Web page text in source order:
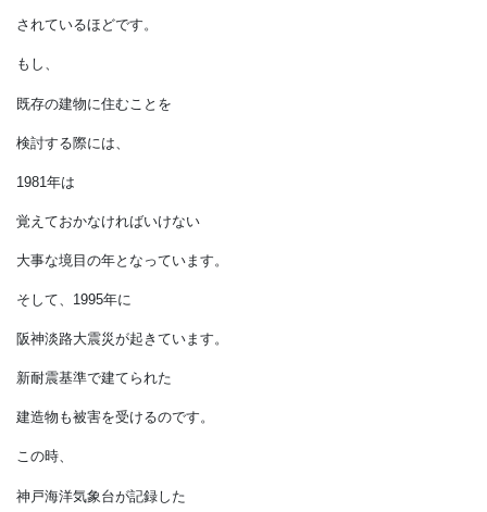
国の耐震性評価のデータでも、
1981年５月以降と以前の建物を
区別して統計を取り
以前の建物は
耐震性がないものと